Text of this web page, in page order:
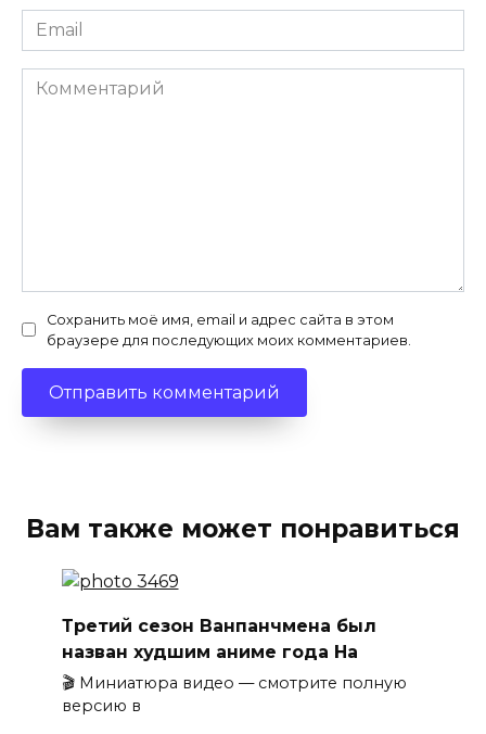
Email
*
Комментарий
Сохранить моё имя, email и адрес сайта в этом
браузере для последующих моих комментариев.
Вам также может понравиться
Третий сезон Ванпанчмена был
назван худшим аниме года На
🎬 Миниатюра видео — смотрите полную
версию в